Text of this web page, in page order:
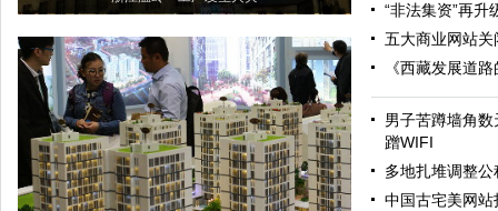
“非法集资”再升
五大商业网站
《西藏发展道
男子苦蹲墙角
蹭WIFI
多地扎堆调整
中国古宅美网